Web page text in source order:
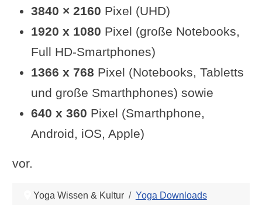
3840 × 2160 Pixel (UHD)
1920 x 1080 Pixel (große Notebooks,
Full HD-Smartphones)
1366 x 768 Pixel (Notebooks, Tabletts
und große Smarthphones) sowie
640 x 360 Pixel (Smarthphone,
Android, iOS, Apple)
vor.
Yoga Wissen & Kultur
Yoga Downloads